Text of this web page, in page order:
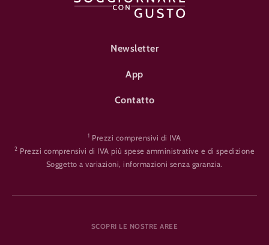
FOOTER-ÜBERNACHTEN
Newsletter
App
Contatto
1 Prezzi comprensivi di IVA
2 Prezzi comprensivi di IVA più spese amministrative e di spedizione
Soggetto a variazioni, informazioni senza garanzia.
SCOPRI LE NOSTRE AREE